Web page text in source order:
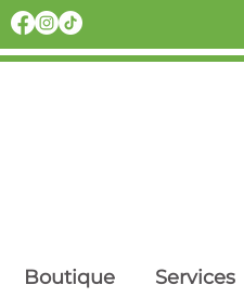
Boutique Services